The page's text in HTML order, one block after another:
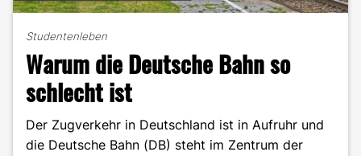
Studentenleben
Warum die Deutsche Bahn so
schlecht ist
Der Zugverkehr in Deutschland ist in Aufruhr und
die Deutsche Bahn (DB) steht im Zentrum der